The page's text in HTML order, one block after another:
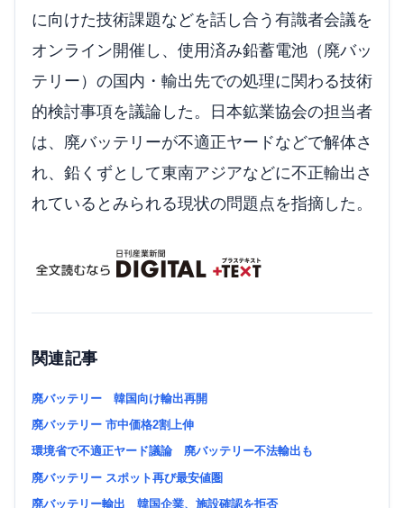
に向けた技術課題などを話し合う有識者会議を
オンライン開催し、使用済み鉛蓄電池（廃バッ
テリー）の国内・輸出先での処理に関わる技術
的検討事項を議論した。日本鉱業協会の担当者
は、廃バッテリーが不適正ヤードなどで解体さ
れ、鉛くずとして東南アジアなどに不正輸出さ
れているとみられる現状の問題点を指摘した。
関連記事
廃バッテリー 韓国向け輸出再開
廃バッテリー 市中価格2割上伸
環境省で不適正ヤード議論 廃バッテリー不法輸出も
廃バッテリー スポット再び最安値圏
廃バッテリー輸出 韓国企業、施設確認を拒否